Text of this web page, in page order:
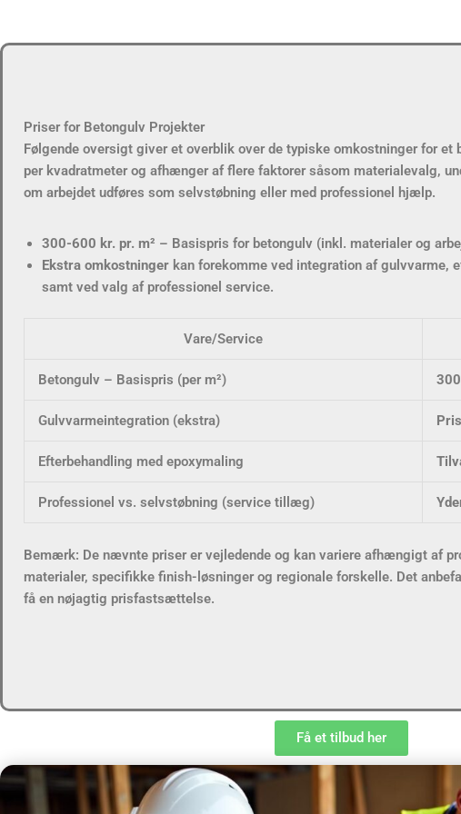
Priser for Betongulv Projekter
Følgende oversigt giver et overblik over de typiske omkostninger for et
per kvadratmeter og afhænger af flere faktorer såsom materialevalg,
om arbejdet udføres som selvstøbning eller med professionel hjælp.
300-600 kr. pr. m² – Basispris for betongulv (inkl. materialer og
Ekstra omkostningerkan forekomme ved integration af gulvvarme,
samt ved valg af professionel service.
Vare/Service
Betongulv – Basispris (per m²)
Gulvvarmeintegration (ekstra)
Efterbehandling med epoxymaling
Professionel vs. selvstøbning (service tillæg)
Bemærk: De nævnte priser er vejledende og kan variere afhængigt af
materialer, specifikke finish-løsninger og regionale forskelle. Det
få en nøjagtig prisfastsættelse.
Få et tilbud her